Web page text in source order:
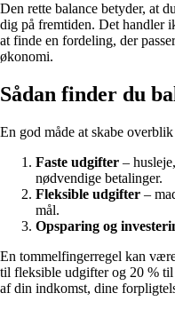
Den rette balance betyder, at
dig på fremtiden. Det handler
at finde en fordeling, der
økonomi.
Sådan finder du
En god måde at skabe
Faste udgifter –
nødvendige betalinger.
Fleksible udgifter –
mål.
Opsparing og
En tommelfingerregel kan
til fleksible udgifter og 20 %
af din indkomst, dine